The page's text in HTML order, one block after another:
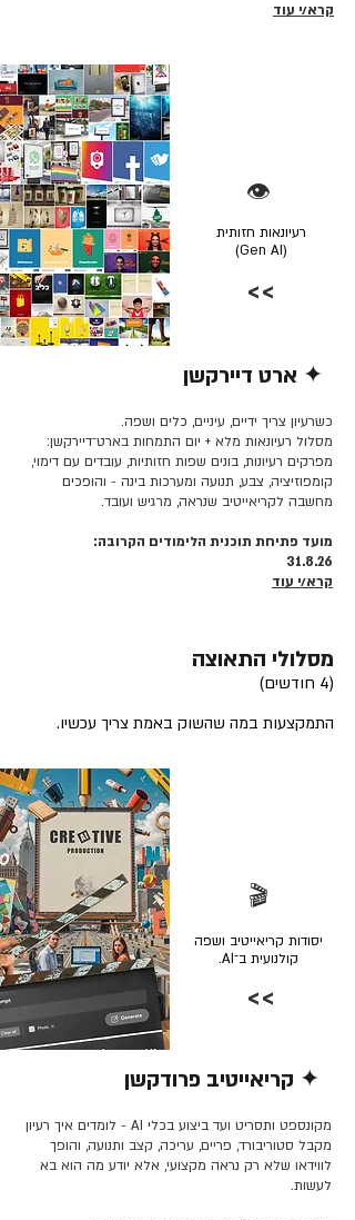
קרא/י עוד
👁️
רעיונאות חזותית
(Gen AI)
>>
✦ ארט דיירקשן
כשרעיון צריך ידיים, עיניים, כלים ושפה.
מסלול רעיונאות מלא + יום התמחות בארט־דיירקשן:
מפרקים רעיונות, בונים שפות חזותיות, עובדים עם דימוי,
קומפוזיציה, צבע, תנועה ומערכות בינה - והופכים
מחשבה לקריאייטיב שנראה, מרגיש ועובד.
מועד פתיחת תוכנית הלימודים הקרובה:
31.8.26
קרא/י עוד
מסלולי התאוצה
(4 חודשים)
התמקצעות במה שהשוק באמת צריך עכשיו.
🎬
יסודות קריאייטיב ושפה
קולנועית ב־AI.
>>
✦ קריאייטיב פרודקשן
מקונספט ותסריט ועד ביצוע בכלי AI - לומדים איך רעיון
מקבל סטוריבורד, פריים, עריכה, קצב ותנועה, והופך
לווידאו שלא רק נראה מקצועי, אלא יודע מה הוא בא
לעשות.